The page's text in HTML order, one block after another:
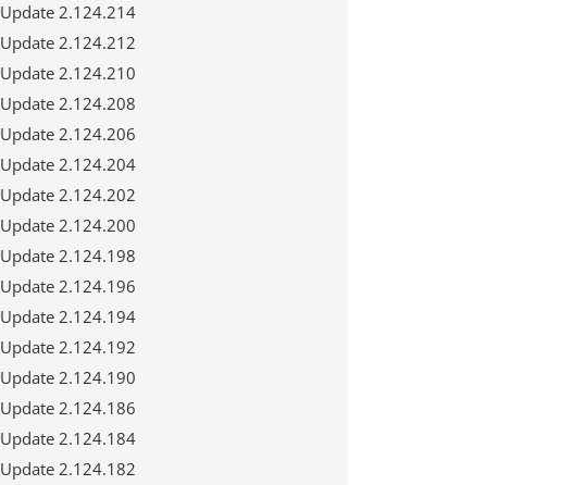
Update 2.124.214
Update 2.124.212
Update 2.124.210
Update 2.124.208
Update 2.124.206
Update 2.124.204
Update 2.124.202
Update 2.124.200
Update 2.124.198
Update 2.124.196
Update 2.124.194
Update 2.124.192
Update 2.124.190
Update 2.124.186
Update 2.124.184
Update 2.124.182